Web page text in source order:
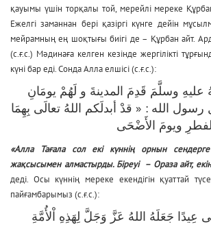
қауымы үшін торқалы той, мерейлі мереке Құрбан
Ежелгі заманнан бері қазіргі күнге дейін
мейрамның ең шоқтығы биігі де – Құрбан айт.
(с.ғ.с.) Мәдинаға келген кезінде жергілікті
күні бар еді. Сонда Алла елшісі (с.ғ.с.):
رسول الله : « قدْ أبدلَكم اللهُ تعالَى بِهِمَا
«Алла Тағала сол екі күннің орнын
жақсысымен алмастырды. Біреуі – Ораза айт,
деді. Осы күннің мереке екендігін қуаттай
пайғамбарымыз (с.ғ.с.):
عِيدًا جَعَلَهُ اللهُ عَزَّ وَجَلَّ لِهَذِهِ اْلأُمَّةِ